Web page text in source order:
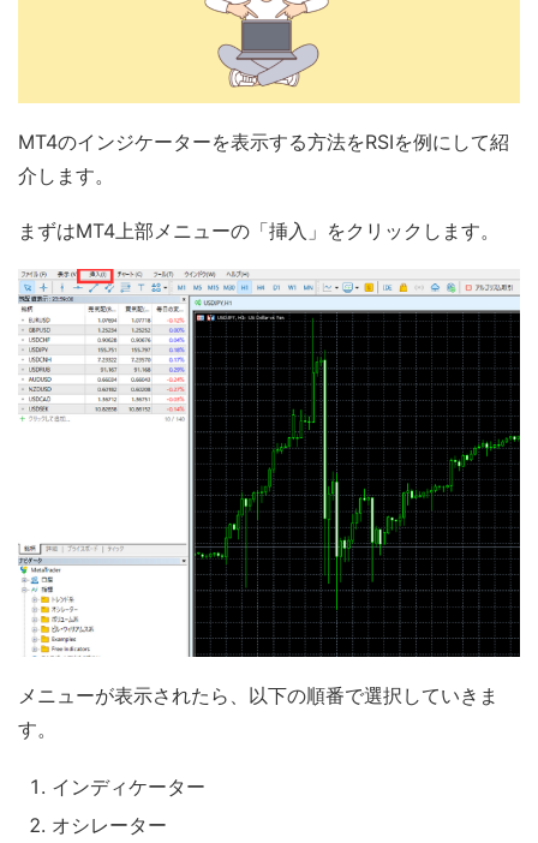
MT4のインジケーターを表示する方法をRSIを例にして紹
介します。
まずはMT4上部メニューの「挿入」をクリックします。
メニューが表示されたら、以下の順番で選択していきま
す。
インディケーター
オシレーター